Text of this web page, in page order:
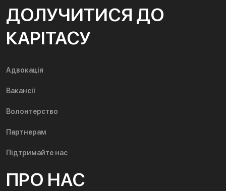
ДОЛУЧИТИСЯ ДО
КАРІТАСУ
Адвокація
Вакансії
Волонтерство
Партнерам
Підтримайте нас
ПРО НАС